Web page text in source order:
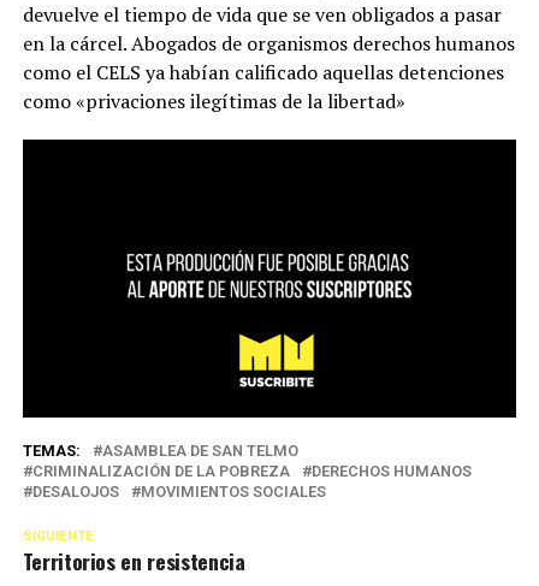
devuelve el tiempo de vida que se ven obligados a pasar
en la cárcel. Abogados de organismos derechos humanos
como el CELS ya habían calificado aquellas detenciones
como «privaciones ilegítimas de la libertad»
TEMAS:
ASAMBLEA DE SAN TELMO
CRIMINALIZACIÓN DE LA POBREZA
DERECHOS HUMANOS
DESALOJOS
MOVIMIENTOS SOCIALES
SIGUIENTE
Territorios en resistencia